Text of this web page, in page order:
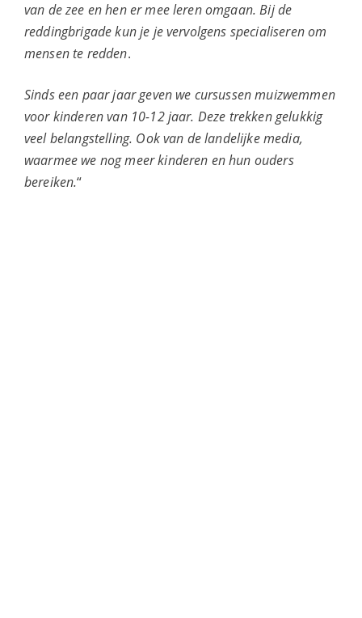
van de zee en hen er mee leren omgaan. Bij de
reddingbrigade kun je je vervolgens specialiseren om
mensen te redden.
Sinds een paar jaar geven we cursussen muizwemmen
voor kinderen van 10-12 jaar. Deze trekken gelukkig
veel belangstelling. Ook van de landelijke media,
waarmee we nog meer kinderen en hun ouders
bereiken.“